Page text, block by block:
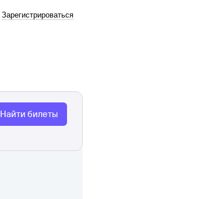
Зарегистрироваться
Найти билеты